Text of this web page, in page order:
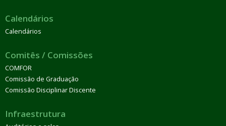
Calendários
Calendários
Comitês / Comissões
COMFOR
Comissão de Graduação
Comissão Disciplinar Discente
Infraestrutura